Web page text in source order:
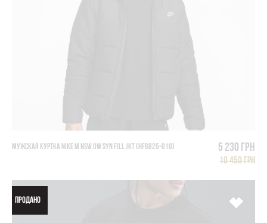
МУЖСКАЯ КУРТКА NIKE M NSW OW SYN FILL JKT (HF6825-010) 5 230 грн
10 450 грн
ПРОДАНО